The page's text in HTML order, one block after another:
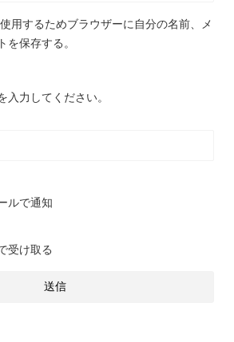
用するためブラウザーに自分の名前、メ
を保存する。
入力してください。
ルで通知
受け取る